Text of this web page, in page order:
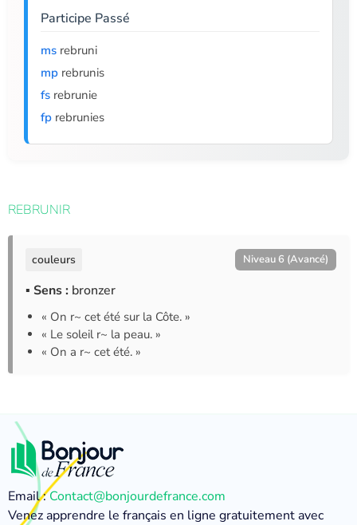
Participe Passé
ms rebruni
mp rebrunis
fs rebrunie
fp rebrunies
REBRUNIR
couleurs Niveau 6 (Avancé)
▪ Sens : bronzer
« On r~ cet été sur la Côte. »
« Le soleil r~ la peau. »
« On a r~ cet été. »
Email :Contact@bonjourdefrance.com
Venez apprendre le français en ligne gratuitement avec